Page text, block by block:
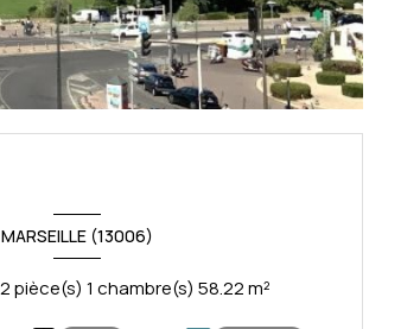
MARSEILLE (13006)
Appartement 2 pièce(s) 1 chambre(s) 58.22 m²